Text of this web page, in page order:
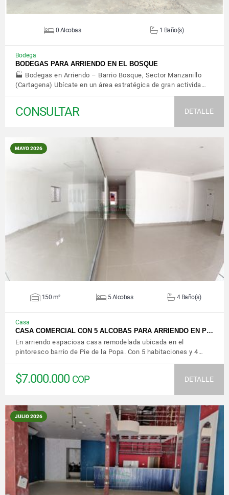
0 Alcobas 1 Baño(s)
Bodega
BODEGAS PARA ARRIENDO EN EL BOSQUE
🏭 Bodegas en Arriendo – Barrio Bosque, Sector Manzanillo
(Cartagena) Ubícate en un área estratégica de gran activida…
CONSULTAR DETALLE
MAYO 2026
VER DETALLES
150 m² 5 Alcobas 4 Baño(s)
Casa
CASA COMERCIAL CON 5 ALCOBAS PARA ARRIENDO EN P…
En arriendo espaciosa casa remodelada ubicada en el
pintoresco barrio de Pie de la Popa. Con 5 habitaciones y 4…
$7.000.000 COP DETALLE
JULIO 2026
VER DETALLES